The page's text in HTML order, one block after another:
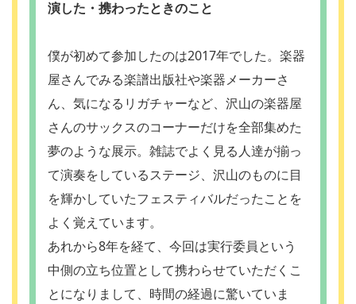
演した・携わったときのこと
僕が初めて参加したのは2017年でした。楽器
屋さんでみる楽譜出版社や楽器メーカーさ
ん、気になるリガチャーなど、沢山の楽器屋
さんのサックスのコーナーだけを全部集めた
夢のような展示。雑誌でよく見る人達が揃っ
て演奏をしているステージ、沢山のものに目
を輝かしていたフェスティバルだったことを
よく覚えています。
あれから8年を経て、今回は実行委員という
中側の立ち位置として携わらせていただくこ
とになりまして、時間の経過に驚いていま